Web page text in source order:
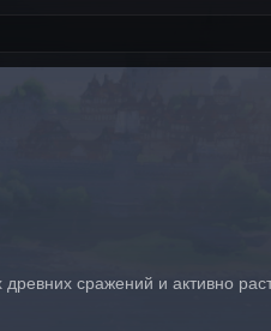
сражений и активно